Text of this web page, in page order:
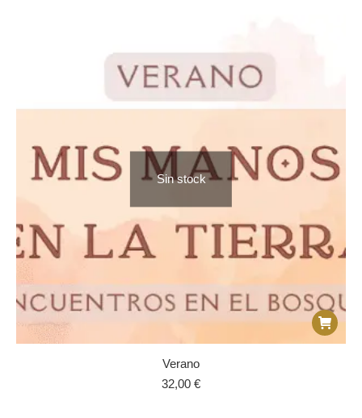
Sin stock
Verano
32,00 €